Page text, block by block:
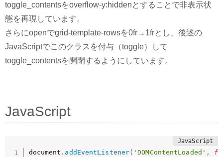
toggle_contentsをoverflow-y:hiddenとすることで非表示状
態を再現しています。
さらにopenでgrid-template-rowsを0fr→1frとし、後述の
JavaScriptでこのクラスを付与（toggle）して
toggle_contentsを開閉するようにしています。
JavaScript
document . addEventListener( 'DOMContentLoaded' ,